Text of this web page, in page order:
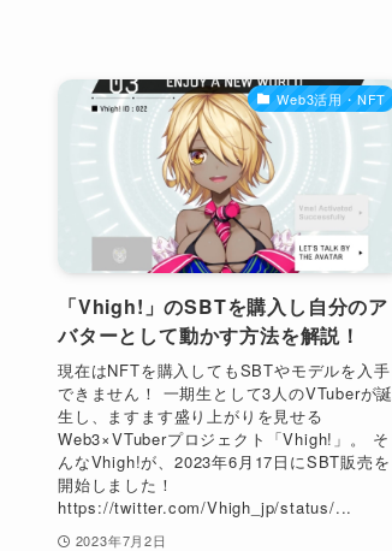
Web3活用・NFT
「Vhigh!」のSBTを購入し自分のア
バターとして動かす方法を解説！
現在はNFTを購入してもSBTやモデルを入手
できません！ 一期生として3人のVTuberが誕
生し、ますます盛り上がりを見せる
Web3×VTuberプロジェクト「Vhigh!」。 そ
んなVhigh!が、2023年6月17日にSBT販売を
開始しました！
https://twitter.com/Vhigh_jp/status/...
2023年7月2日